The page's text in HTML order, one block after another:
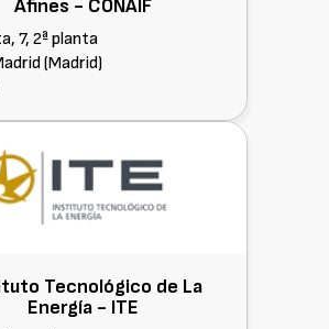
Afines - CONAIF
7, 2ª planta
(Madrid)
Tecnológico de La
Energía - ITE